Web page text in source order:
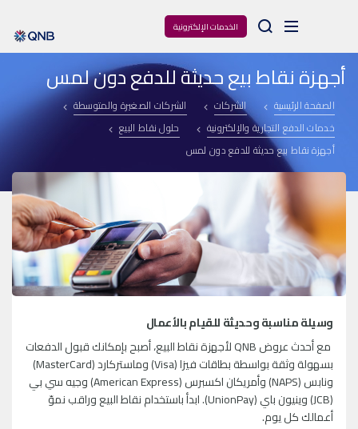
الخدمات الإلكترونية Arama
أجهزة نقاط بيع حديثة للدفع دون لمس
الصفحة الرئيسية الشركات
الشركات الصغيرة والمتوسطة
خدمات الدفع التجارية والإلكترونية
حلول نقاط البيع
أجهزة نقاط بيع حديثة للدفع دون لمس
وسيلة مناسبة وحديثة للقيام بالأعمال
مع أحدث عروض QNB لأجهزة نقاط البيع، أصبح بإمكانك قبول الدفعات
بسهولة وثقة بواسطة بطاقات فيزا (Visa) وماستركارد (MasterCard)
ونابس (NAPS) وأمريكان اكسبرس (American Express) وجيه سي بي
(JCB) وينيون باي (UnionPay). ابدأ باستخدام نقاط البيع وراقب نموّ
أعمالك كل يوم.